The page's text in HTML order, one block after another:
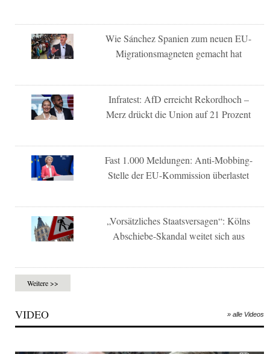
Wie Sánchez Spanien zum neuen EU-
Migrationsmagneten gemacht hat
Infratest: AfD erreicht Rekordhoch –
Merz drückt die Union auf 21 Prozent
Fast 1.000 Meldungen: Anti-Mobbing-
Stelle der EU-Kommission überlastet
„Vorsätzliches Staatsversagen“: Kölns
Abschiebe-Skandal weitet sich aus
Weitere >>
VIDEO » alle Videos